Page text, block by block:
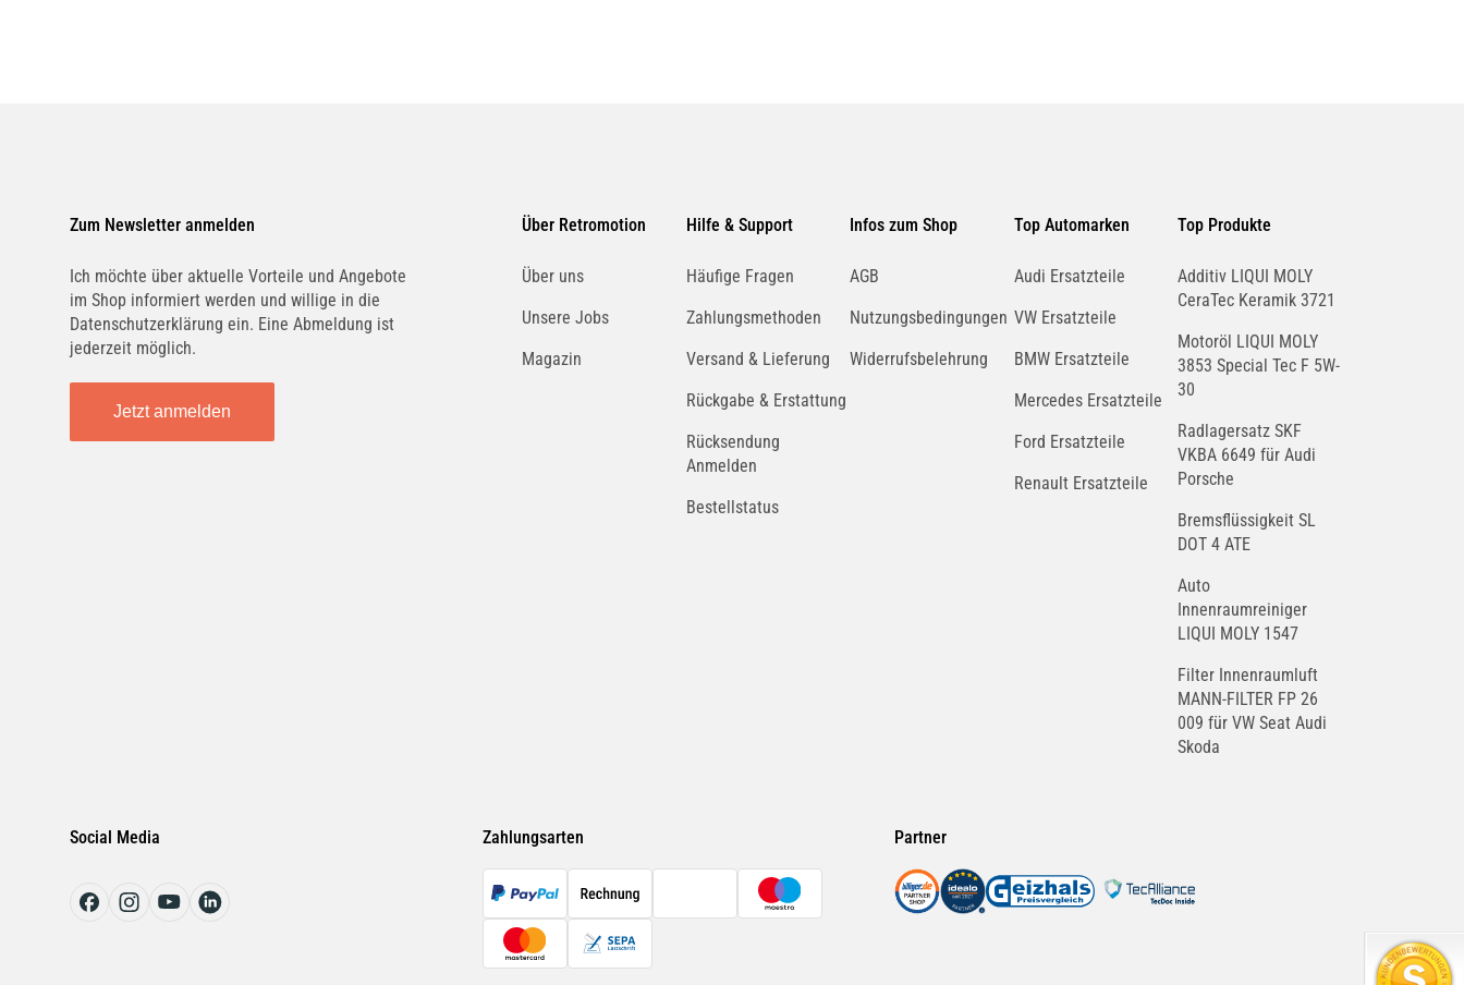
Zum Newsletter anmelden
Ich möchte über aktuelle Vorteile und Angebote
im Shop informiert werden und willige in die
Datenschutzerklärung ein. Eine Abmeldung ist
jederzeit möglich.
Jetzt anmelden
Über Retromotion
Über uns
Unsere Jobs
Magazin
Hilfe & Support
Häufige Fragen
Zahlungsmethoden
Versand & Lieferung
Rückgabe & Erstattung
Rücksendung
Anmelden
Bestellstatus
Infos zum Shop
AGB
Nutzungsbedingungen
Widerrufsbelehrung
Top Automarken
Audi Ersatzteile
VW Ersatzteile
BMW Ersatzteile
Mercedes Ersatzteile
Ford Ersatzteile
Renault Ersatzteile
Top Produkte
Additiv LIQUI MOLY
CeraTec Keramik 3721
Motoröl LIQUI MOLY
3853 Special Tec F 5W-
30
Radlagersatz SKF
VKBA 6649 für Audi
Porsche
Bremsflüssigkeit SL
DOT 4 ATE
Auto
Innenraumreiniger
LIQUI MOLY 1547
Filter Innenraumluft
MANN-FILTER FP 26
009 für VW Seat Audi
Skoda
Social Media Zahlungsarten Partner